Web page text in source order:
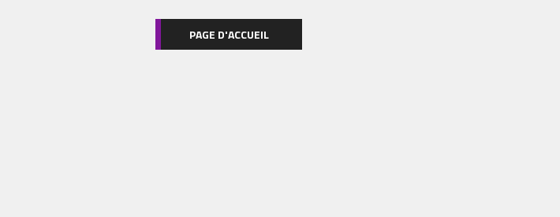
PAGE D'ACCUEIL